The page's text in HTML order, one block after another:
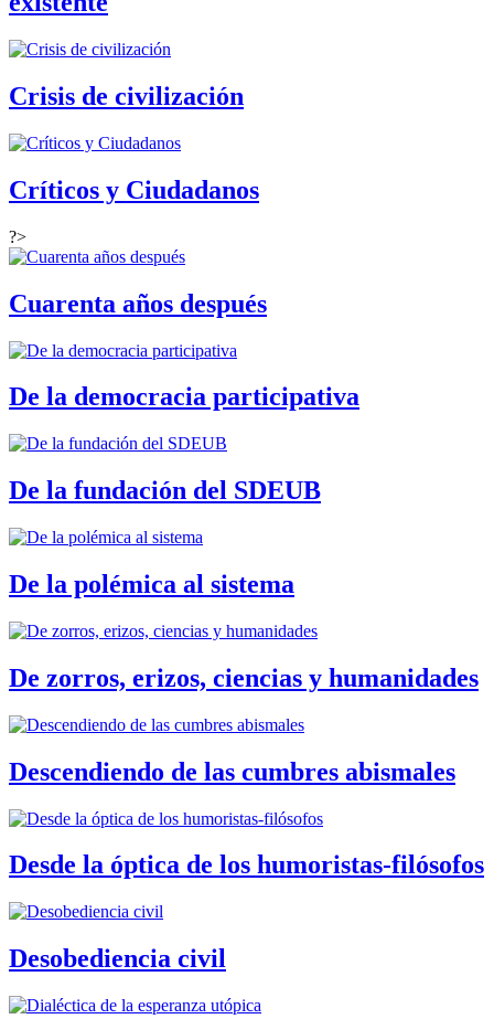
Crisis de civilización
Críticos y Ciudadanos
?>
Cuarenta años después
De la democracia participativa
De la fundación del SDEUB
De la polémica al sistema
De zorros, erizos, ciencias y humanidades
Descendiendo de las cumbres abismales
Desde la óptica de los humoristas-filósofos
Desobediencia civil